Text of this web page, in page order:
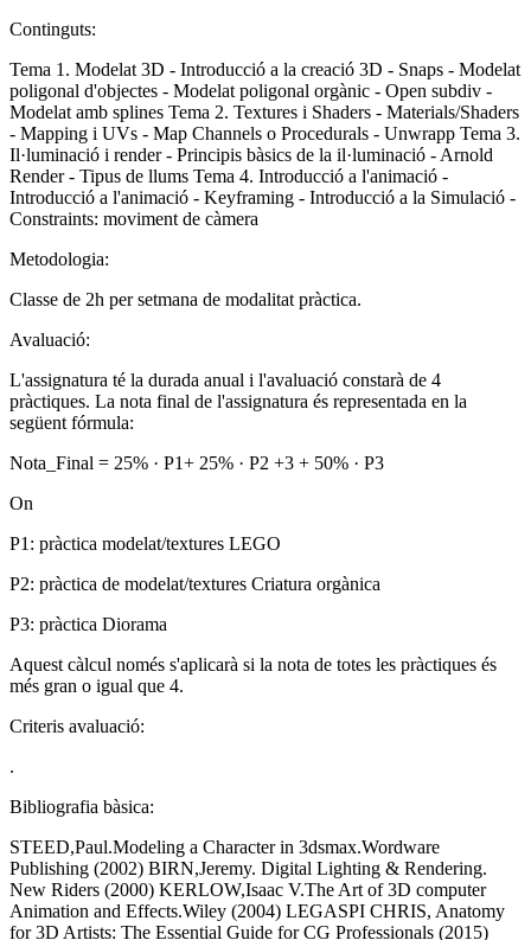
Continguts:
Tema 1. Modelat 3D - Introducció a la creació 3D - Snaps - Modelat
poligonal d'objectes - Modelat poligonal orgànic - Open subdiv -
Modelat amb splines Tema 2. Textures i Shaders - Materials/Shaders
- Mapping i UVs - Map Channels o Procedurals - Unwrapp Tema 3.
Il·luminació i render - Principis bàsics de la il·luminació - Arnold
Render - Tipus de llums Tema 4. Introducció a l'animació -
Introducció a l'animació - Keyframing - Introducció a la Simulació -
Constraints: moviment de càmera
Metodologia:
Classe de 2h per setmana de modalitat pràctica.
Avaluació:
L'assignatura té la durada anual i l'avaluació constarà de 4
pràctiques. La nota final de l'assignatura és representada en la
següent fórmula:
Nota_Final = 25% · P1+ 25% · P2 +3 + 50% · P3
On
P1: pràctica modelat/textures LEGO
P2: pràctica de modelat/textures Criatura orgànica
P3: pràctica Diorama
Aquest càlcul només s'aplicarà si la nota de totes les pràctiques és
més gran o igual que 4.
Criteris avaluació:
.
Bibliografia bàsica:
STEED,Paul.Modeling a Character in 3dsmax.Wordware
Publishing (2002) BIRN,Jeremy. Digital Lighting & Rendering.
New Riders (2000) KERLOW,Isaac V.The Art of 3D computer
Animation and Effects.Wiley (2004) LEGASPI CHRIS, Anatomy
for 3D Artists: The Essential Guide for CG Professionals (2015)